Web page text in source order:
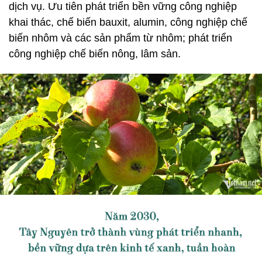
dịch vụ. Ưu tiên phát triển bền vững công nghiệp
khai thác, chế biến bauxit, alumin, công nghiệp chế
biến nhôm và các sản phẩm từ nhôm; phát triển
công nghiệp chế biến nông, lâm sản.